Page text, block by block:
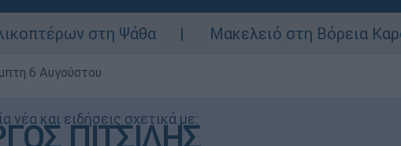
Ψάθα Μακελειό στη Βόρεια Καρολίνα ύστερα
6 Αυγούστου
νέα και ειδήσεις σχετικά με:
ΠΙΤΣΙΛΗΣ